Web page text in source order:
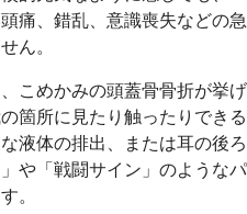
痛、錯乱、意識喪失などの急
ん。
こめかみの頭蓋骨骨折が挙げ
箇所に見たり触ったりできる
液体の排出、または耳の後ろ
や「戦闘サイン」のようなパ
。